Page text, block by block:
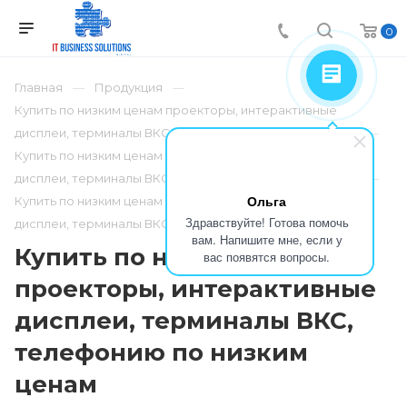
Ольга
Здравствуйте! Готова помочь
вам. Напишите мне, если у
вас появятся вопросы.
0
Главная
Продукция
Купить по низким ценам проекторы, интерактивные
дисплеи, терминалы ВКС, телефонию по низким ценам
Купить по низким ценам проекторы, интерактивные
дисплеи, терминалы ВКС, телефонию по низким ценам
Купить по низким ценам проекторы, интерактивные
дисплеи, терминалы ВКС, телефонию по низким ценам
Купить по низким ценам
проекторы, интерактивные
дисплеи, терминалы ВКС,
телефонию по низким
ценам